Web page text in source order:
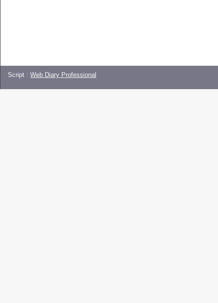
Script : Web Diary Professional